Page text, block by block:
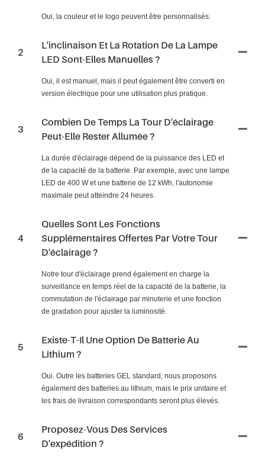
Oui, la couleur et le logo peuvent être personnalisés.
2
L'inclinaison Et La Rotation De La Lampe
LED Sont-Elles Manuelles ?
Oui, il est manuel, mais il peut également être converti en
version électrique pour une utilisation plus pratique.
3
Combien De Temps La Tour D'éclairage
Peut-Elle Rester Allumée ?
La durée d'éclairage dépend de la puissance des LED et
de la capacité de la batterie. Par exemple, avec une lampe
LED de 400 W et une batterie de 12 kWh, l'autonomie
maximale peut atteindre 24 heures.
4
Quelles Sont Les Fonctions
Supplémentaires Offertes Par Votre Tour
D'éclairage ?
Notre tour d'éclairage prend également en charge la
surveillance en temps réel de la capacité de la batterie, la
commutation de l'éclairage par minuterie et une fonction
de gradation pour ajuster la luminosité.
5
Existe-T-Il Une Option De Batterie Au
Lithium ?
Oui. Outre les batteries GEL standard, nous proposons
également des batteries au lithium, mais le prix unitaire et
les frais de livraison correspondants seront plus élevés.
6
Proposez-Vous Des Services
D'expédition ?